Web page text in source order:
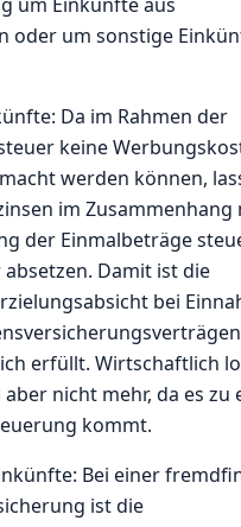
oder um sonstige
Da im Rahmen der
keine
werden können,
im Zusammenhang
der Einmalbeträge
Damit ist die
bei
erfüllt. Wirtschaftlich
nicht mehr, da es zu
kommt.
Bei einer
ist die